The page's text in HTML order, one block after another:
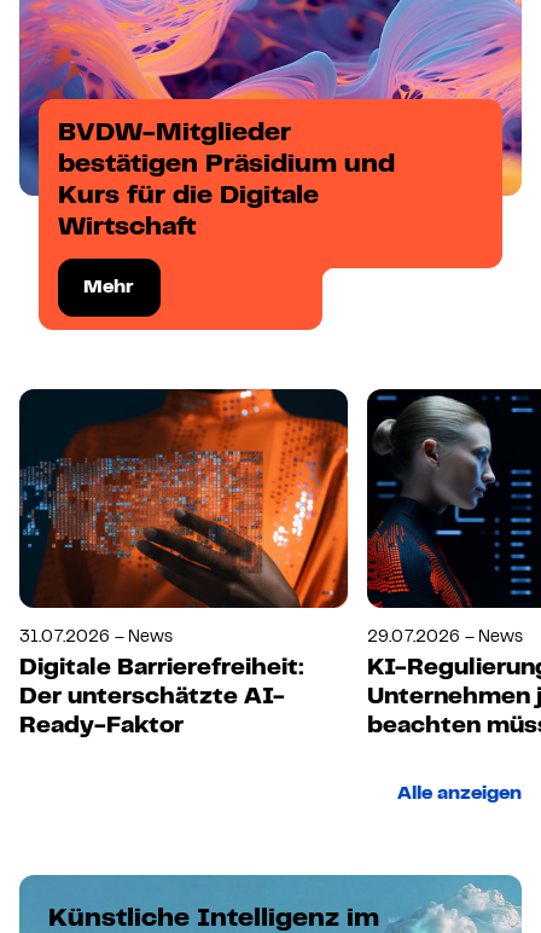
BVDW-Mitglieder
bestätigen Präsidium und
Kurs für die Digitale
Wirtschaft
Mehr
31.07.2026 – News
Digitale Barrierefreiheit:
Der unterschätzte AI-
Ready-Faktor
29.07.2026 – News
KI-
Unternehmen
beachten
Alle anzeigen
Künstliche Intelligenz im